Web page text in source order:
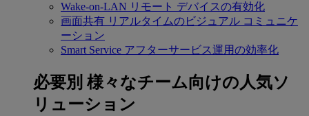
Wake-on-LAN リモート デバイスの有効化
画面共有 リアルタイムのビジュアル コミュニケ
ーション
Smart Service アフターサービス運用の効率化
必要別 様々なチーム向けの人気ソ
リューション